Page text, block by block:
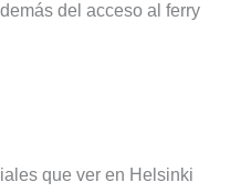
del acceso al ferry
que ver en Helsinki